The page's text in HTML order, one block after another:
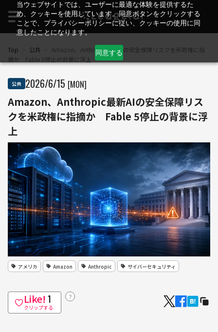
当ウェブサイトでは、ユーザーに最適な体験を提供するた
め、クッキーを使用しています。同意ボタンをクリックする
ことで、プライバシーポリシーに従い、クッキーの使用に同
意したことになります。
同意する
Top 公共
Amazon、Anthropic最新AIの安全保障リスクを米政権に指
摘か Fable 5停止の背景に浮上
公共 2026/6/15 [MON]
Amazon、Anthropic最新AIの安全保障リス
クを米政権に指摘か Fable 5停止の背景に浮
上
アメリカ Amazon Anthropic サイバーセキュリティ
Like! 1
クリップする
？